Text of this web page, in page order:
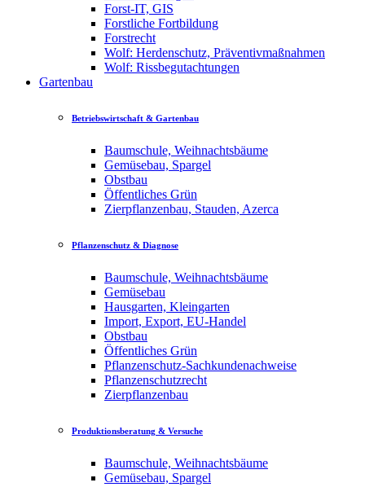
Forst-IT, GIS
Forstliche Fortbildung
Forstrecht
Wolf: Herdenschutz, Präventivmaßnahmen
Wolf: Rissbegutachtungen
Gartenbau
Betriebswirtschaft & Gartenbau
Baumschule, Weihnachtsbäume
Gemüsebau, Spargel
Obstbau
Öffentliches Grün
Zierpflanzenbau, Stauden, Azerca
Pflanzenschutz & Diagnose
Baumschule, Weihnachtsbäume
Gemüsebau
Hausgarten, Kleingarten
Import, Export, EU-Handel
Obstbau
Öffentliches Grün
Pflanzenschutz-Sachkundenachweise
Pflanzenschutzrecht
Zierpflanzenbau
Produktionsberatung & Versuche
Baumschule, Weihnachtsbäume
Gemüsebau, Spargel